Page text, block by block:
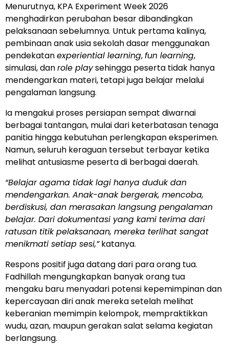
Menurutnya, KPA Experiment Week 2026
menghadirkan perubahan besar dibandingkan
pelaksanaan sebelumnya. Untuk pertama kalinya,
pembinaan anak usia sekolah dasar menggunakan
pendekatanexperiential learning,fun learning,
simulasi, danrole playsehingga peserta tidak hanya
mendengarkan materi, tetapi juga belajar melalui
pengalaman langsung.
Ia mengakui proses persiapan sempat diwarnai
berbagai tantangan, mulai dari keterbatasan tenaga
panitia hingga kebutuhan perlengkapan eksperimen.
Namun, seluruh keraguan tersebut terbayar ketika
melihat antusiasme peserta di berbagai daerah.
“Belajar agama tidak lagi hanya duduk dan
mendengarkan. Anak-anak bergerak, mencoba,
berdiskusi, dan merasakan langsung pengalaman
belajar. Dari dokumentasi yang kami terima dari
ratusan titik pelaksanaan, mereka terlihat sangat
menikmati setiap sesi,”katanya.
Respons positif juga datang dari para orang tua.
Fadhillah mengungkapkan banyak orang tua
mengaku baru menyadari potensi kepemimpinan dan
kepercayaan diri anak mereka setelah melihat
keberanian memimpin kelompok, mempraktikkan
wudu, azan, maupun gerakan salat selama kegiatan
berlangsung.